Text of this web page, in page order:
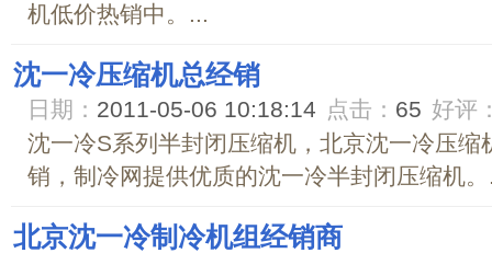
机低价热销中。...
沈一冷压缩机总经销
日期： 2011-05-06 10:18:14 点击： 65 好评
沈一冷S系列半封闭压缩机，北京沈一冷压
销，制冷网提供优质的沈一冷半封闭压缩机
北京沈一冷制冷机组经销商